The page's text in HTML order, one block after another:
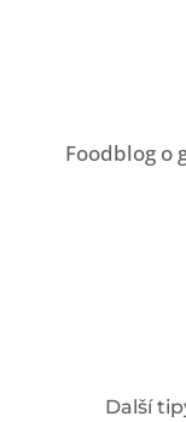
Foodblog o
Další